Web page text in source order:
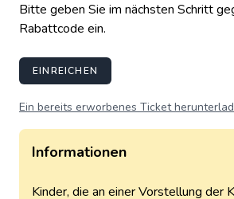
Bitte geben Sie im nächsten Schritt
Rabattcode ein.
EINREICHEN
Ein bereits erworbenes Ticket
Informationen
Kinder, die an einer Vorstellung der